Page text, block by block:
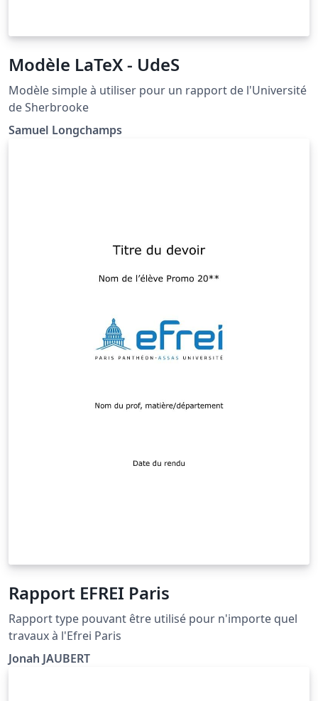
Modèle LaTeX - UdeS
Modèle simple à utiliser pour un rapport de l'Université
de Sherbrooke
Samuel Longchamps
Rapport EFREI Paris
Rapport type pouvant être utilisé pour n'importe quel
travaux à l'Efrei Paris
Jonah JAUBERT